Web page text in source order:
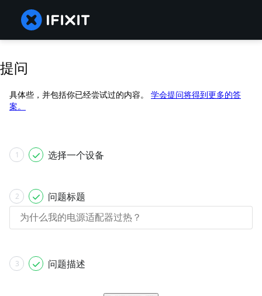
提问
具体些，并包括你已经尝试过的内容。 学会提问将得到更多的答
案。
1 选择一个设备
2 问题标题
3 问题描述